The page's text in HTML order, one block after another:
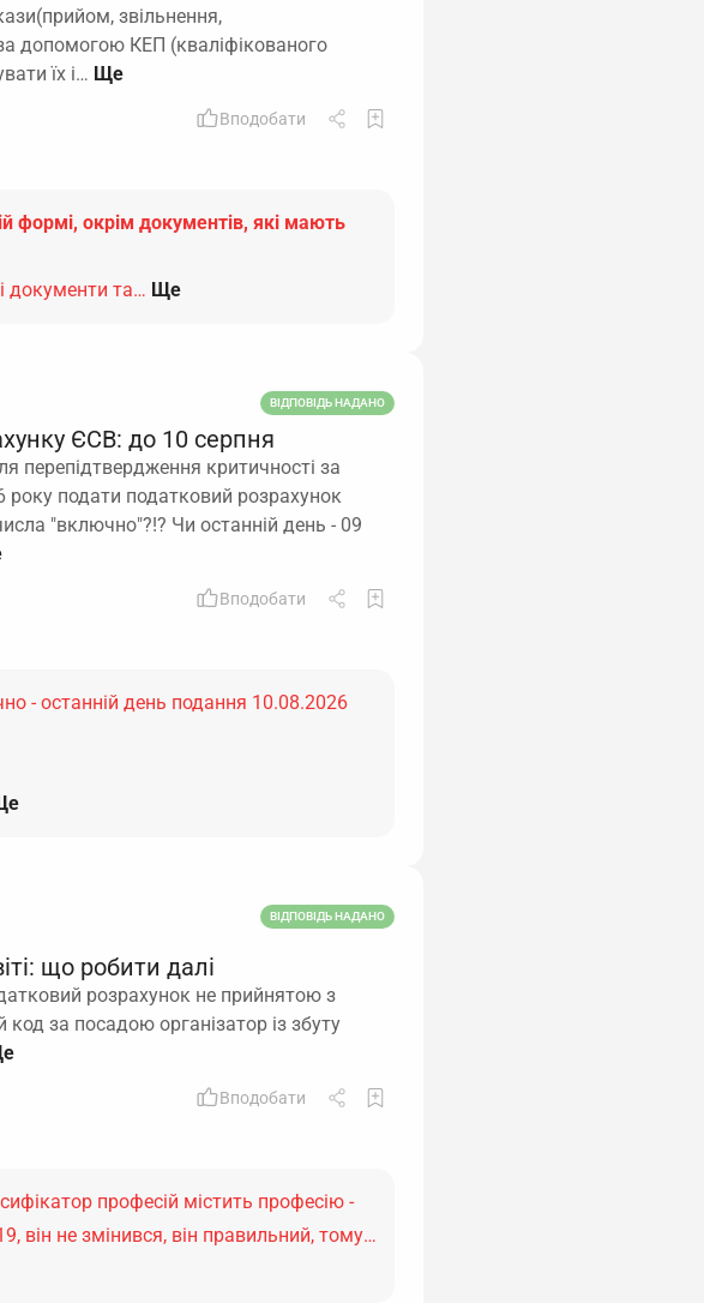
звільнення,
допомогою КЕП (кваліфікованого
їх і…
Вподобати
формі, окрім документів, які мають
документи та… Ще
ВІДПОВІДЬ НАДАНО
ЄСВ: до 10 серпня
перепідтвердження критичності за
подати податковий розрахунок
"включно"?!? Чи останній день - 09
Вподобати
- останній день подання 10.08.2026
ВІДПОВІДЬ НАДАНО
що робити далі
розрахунок не прийнятою з
за посадою організатор із збуту
Вподобати
професій містить професію -
він не змінився, він правильний, тому…